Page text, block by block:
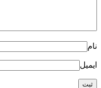
نام
ایمیل